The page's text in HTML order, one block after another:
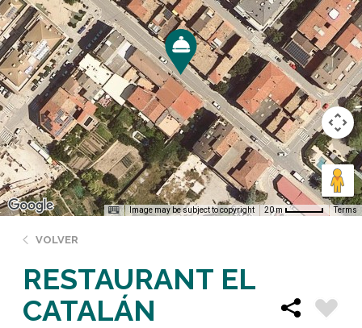
Image may be subject to copyright 20 m Terms
VOLVER
RESTAURANT EL
CATALÁN